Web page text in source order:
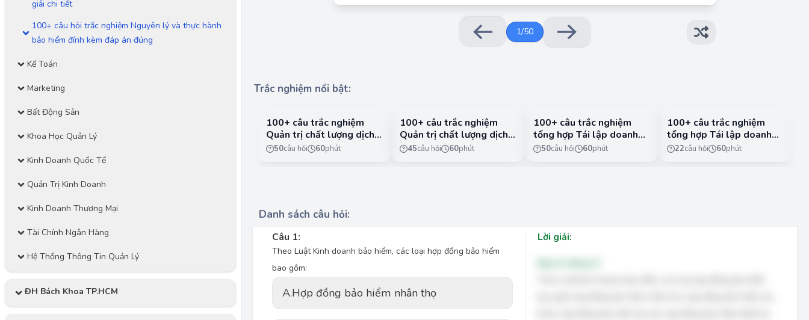
giải chi tiết
100+ câu hỏi trắc nghiệm Nguyên lý và thực hành
bảo hiểm đính kèm đáp án đúng
Kế Toán
Marketing
Bất Động Sản
Khoa Học Quản Lý
Kinh Doanh Quốc Tế
Quản Trị Kinh Doanh
Kinh Doanh Thương Mại
Tài Chính Ngân Hàng
Hệ Thống Thông Tin Quản Lý
ĐH Bách Khoa TP.HCM
1/50
Trắc nghiệm nổi bật:
100+ câu trắc nghiệm
Quản trị chất lượng dịch
vụ có lời giải chi tiết -
50câu hỏi 60phút
100+ câu trắc nghiệm
Quản trị chất lượng dịch
vụ có lời giải chi tiết -
45câu hỏi 60phút
100+ câu trắc nghiệm
tổng hợp Tái lập doanh
nghiệp có đáp án - Phần
50câu hỏi 60phút
100+ câu trắc nghiệm
tổng hợp Tái lập doanh
nghiệp có đáp án - Phần
22câu hỏi 60phút
Danh sách câu hỏi:
Câu 1:
Theo Luật Kinh doanh bảo hiểm, các loại hợp đồng bảo hiểm
bao gồm:
A.Hợp đồng bảo hiểm nhân thọ
Lời giải: